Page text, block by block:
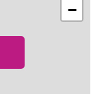
−